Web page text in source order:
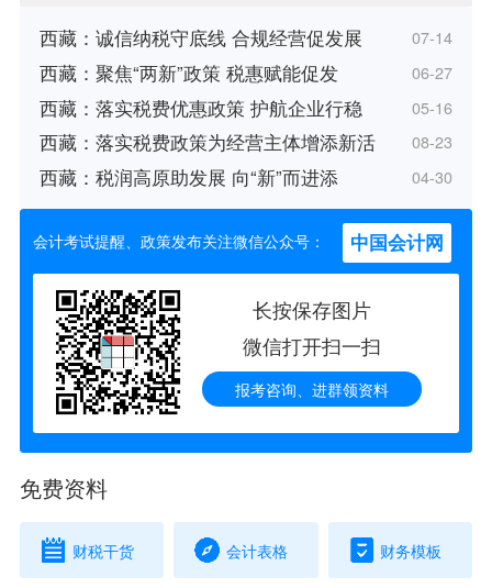
西藏：诚信纳税守底线 合规经营促发展 07-14
西藏：聚焦“两新”政策 税惠赋能促发 06-27
西藏：落实税费优惠政策 护航企业行稳 05-16
西藏：落实税费政策为经营主体增添新活 08-23
西藏：税润高原助发展 向“新”而进添 04-30
会计考试提醒、政策发布关注微信公众号： 中国会计网
长按保存图片
微信打开扫一扫
报考咨询、进群领资料
免费资料
财税干货 会计表格 财务模板